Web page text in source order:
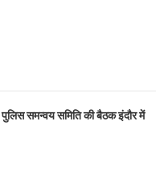
पुलिस समन्वय समिति की बैठक इंदौर में